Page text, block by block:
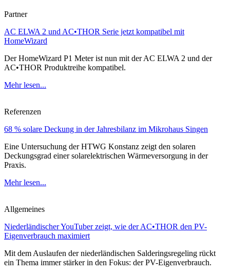
Partner
AC ELWA 2 und AC•THOR Serie jetzt kompatibel mit
HomeWizard
Der HomeWizard P1 Meter ist nun mit der AC ELWA 2 und der
AC•THOR Produktreihe kompatibel.
Mehr lesen...
Referenzen
68 % solare Deckung in der Jahresbilanz im Mikrohaus Singen
Eine Untersuchung der HTWG Konstanz zeigt den solaren
Deckungsgrad einer solarelektrischen Wärmeversorgung in der
Praxis.
Mehr lesen...
Allgemeines
Niederländischer YouTuber zeigt, wie der AC•THOR den PV-
Eigenverbrauch maximiert
Mit dem Auslaufen der niederländischen Salderingsregeling rückt
ein Thema immer stärker in den Fokus: der PV-Eigenverbrauch.